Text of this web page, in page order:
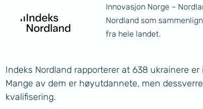
Innovasjon Norge –
Nordland som
fra hele landet.
Indeks Nordland rapporterer at 638 ukrainere
Mange av dem er høyutdannete, men
kvalifisering.